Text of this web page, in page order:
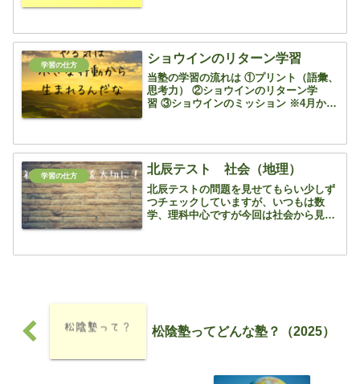
でモリモリとワークを繰り返し進めてい
るので流石です ...
学習の仕方 ショウインのリターン学習
当塾の学習の流れは ①プリント（語彙、
思考力） ②ショウインのリターン学
習 ③ショウインのミッション ※4月から
は 今までに学習して間違えてしまった問
題に繰り返し取り...
学習の仕方 北辰テスト 社会（地理）
北辰テストの問題を見せてもらい少しず
つチェックしていますが、いつもは数
学、理科中心ですが今回は社会から見て
資料をきちっと読めば予備知識がなくて
松陰塾ってどんな塾？（2025）